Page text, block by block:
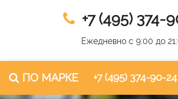
+7 (495) 374-
Ежедневно с 9:00 до
ПО МАРКЕ +7 (495) 374-90-24